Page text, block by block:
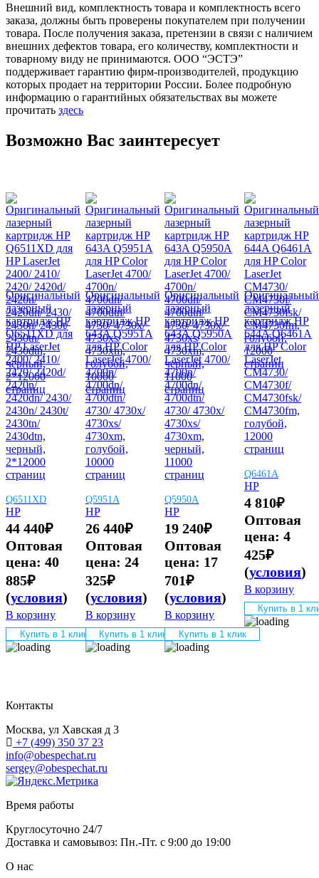
Внешний вид, комплектность товара и комплектность всего
заказа, должны быть проверены покупателем при получении
товара. После получения заказа, претензии в связи с наличием
внешних дефектов товара, его количеству, комплектности и
товарному виду не принимаются. ООО “ЭСТЭ”
поддерживает гарантию фирм-производителей, продукцию
которых продает на территории России. Более подробную
информацию о гарантийных обязательствах вы можете
прочитать здесь
Возможно Вас заинтересует
Оригинальный
лазерный
картридж HP
Q6511XD для
HP LaserJet
2400/ 2410/
2420/ 2420d/
2420n/
2420dn/ 2430/
2430n/ 2430t/
2430tn/
2430dtn,
черный,
2*12000
страниц
Q6511XD
HP
44 440₽
Оптовая
цена: 40
885₽
(условия)
В корзину
Купить в 1 клик
Оригинальный
лазерный
картридж HP
643A Q5951A
для HP Color
LaserJet 4700/
4700n/
4700dn/
4700dtn/
4730/ 4730x/
4730xs/
4730xm,
голубой,
10000
страниц
Q5951A
HP
26 440₽
Оптовая
цена: 24
325₽
(условия)
В корзину
Купить в 1 клик
Оригинальный
лазерный
картридж HP
643A Q5950A
для HP Color
LaserJet 4700/
4700n/
4700dn/
4700dtn/
4730/ 4730x/
4730xs/
4730xm,
черный,
11000
страниц
Q5950A
HP
19 240₽
Оптовая
цена: 17
701₽
(условия)
В корзину
Купить в 1 клик
Оригинальный
лазерный
картридж HP
644A Q6461A
для HP Color
LaserJet
CM4730/
CM4730f/
CM4730fsk/
CM4730fm,
голубой,
12000
страниц
Q6461A
HP
4 810₽
Оптовая
цена: 4
425₽
(условия)
В корзину
Купить в 1
Контакты
Москва, ул Хавская д 3
+7 (499) 350 37 23
info@obespechat.ru
sergey@obespechat.ru
Время работы
Круглосуточно 24/7
Доставка и самовывоз: Пн.-Пт. с 9:00 до 19:00
О нас